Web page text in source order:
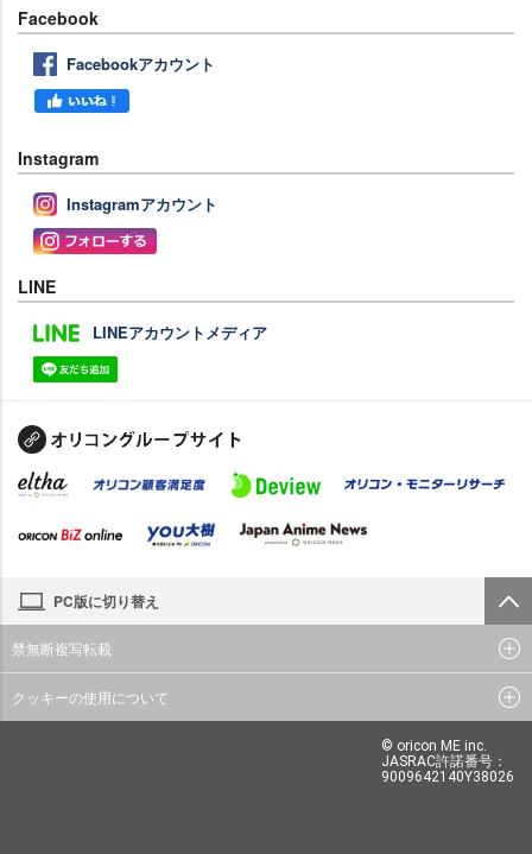
Facebook
Facebookアカウント
Instagram
Instagramアカウント
LINE
LINEアカウントメディア
PC版に切り替え
禁無断複写転載
クッキーの使用について
© oricon ME inc.
JASRAC許諾番号：
9009642140Y38026